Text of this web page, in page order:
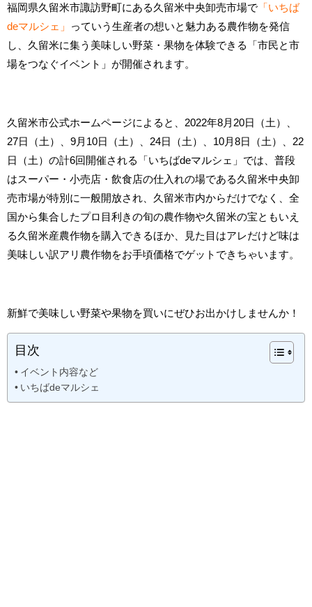
福岡県久留米市諏訪野町にある久留米中央卸売市場で 「いちば
deマルシェ」
っていう生産者の想いと魅力ある農作物を発信
し、久留米に集う美味しい野菜・果物を体験できる「市民と市
場をつなぐイベント」が開催されます。
久留米市公式ホームページによると、2022年8月20日（土）、
27日（土）、9月10日（土）、24日（土）、10月8日（土）、22
日（土）の計6回開催される「いちばdeマルシェ」では、普段
はスーパー・小売店・飲食店の仕入れの場である久留米中央卸
売市場が特別に一般開放され、 久留米市内からだけでなく、全
国から集合したプロ目利きの旬の農作物や久留米の宝ともいえ
る久留米産農作物を購入できるほか、見た目はアレだけど味は
美味しい訳アリ農作物をお手頃価格でゲットできちゃいます。
新鮮で美味しい野菜や果物を買いにぜひお出かけしませんか！
目次
イベント内容など
いちばdeマルシェ